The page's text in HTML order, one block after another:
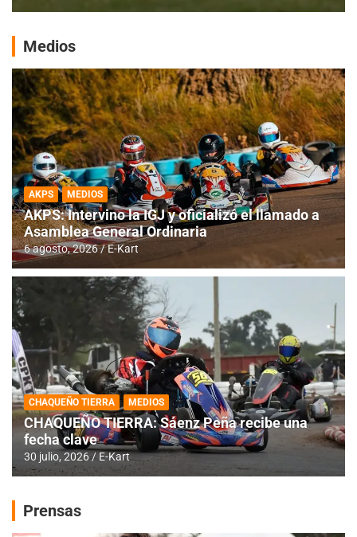
Medios
AKPS MEDIOS
AKPS: Intervino la IGJ y oficializó el llamado a
Asamblea General Ordinaria
6 agosto, 2026 E-Kart
CHAQUEÑO TIERRA MEDIOS
CHAQUEÑO TIERRA: Sáenz Peña recibe una
fecha clave
30 julio, 2026 E-Kart
Prensas